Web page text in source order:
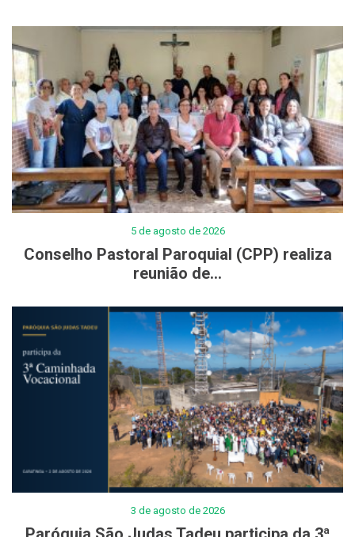
5 de agosto de 2026
Conselho Pastoral Paroquial (CPP) realiza
reunião de...
3 de agosto de 2026